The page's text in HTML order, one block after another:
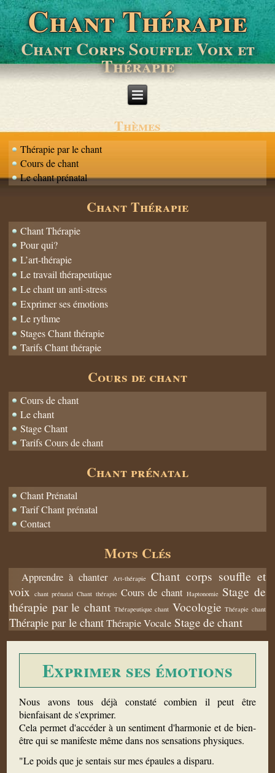
Chant Thérapie
Chant Corps Souffle Voix et
Thérapie
Thèmes
Thérapie par le chant
Cours de chant
Le chant prénatal
Chant Thérapie
Chant Thérapie
Pour qui?
L’art-thérapie
Le travail thérapeutique
Le chant un anti-stress
Exprimer ses émotions
Le rythme
Stages Chant thérapie
Tarifs Chant thérapie
Cours de chant
Cours de chant
Le chant
Stage Chant
Tarifs Cours de chant
Chant prénatal
Chant Prénatal
Tarif Chant prénatal
Contact
Mots Clés
Apprendre à chanter Art-thérapie
Chant corps souffle et
voix
chant prénatal Chant thérapie Cours de chant Haptonomie Stage de
thérapie par le chant Thérapeutique chant Vocologie Thérapie chant
Thérapie par le chant Thérapie Vocale Stage de chant
Exprimer ses émotions
Nous avons tous déjà constaté combien il peut être
bienfaisant de s'exprimer.
Cela permet d'accéder à un sentiment d'harmonie et de bien-
être qui se manifeste même dans nos sensations physiques.
"Le poids que je sentais sur mes épaules a disparu.